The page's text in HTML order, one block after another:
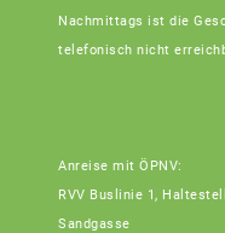
Nachmittags ist die
telefonisch nicht
Anreise mit ÖPNV:
RVV Buslinie 1,
Sandgasse